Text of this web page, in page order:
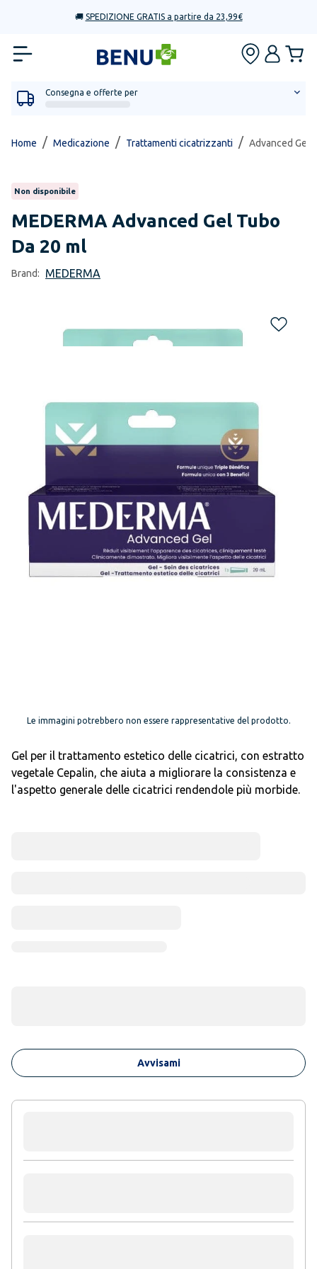
🚚 SPEDIZIONE GRATIS a partire da 23,99€
Consegna e offerte per
Home / Medicazione / Trattamenti cicatrizzanti / Advanced Gel
Non disponibile
MEDERMA Advanced Gel Tubo
Da 20 ml
Brand: MEDERMA
Le immagini potrebbero non essere rappresentative del prodotto.
Gel per il trattamento estetico delle cicatrici, con estratto
vegetale Cepalin, che aiuta a migliorare la consistenza e
l'aspetto generale delle cicatrici rendendole più morbide.
Avvisami